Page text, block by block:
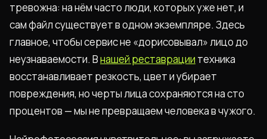
тревожна: на нём часто люди, которых уже нет, и
сам файл существует в одном экземпляре. Здесь
главное, чтобы сервис не «дорисовывал» лицо до
неузнаваемости. Внашей реставрации техника
восстанавливает резкость, цвет и убирает
повреждения, но черты лица сохраняются на сто
процентов — мы не превращаем человека в чужого.